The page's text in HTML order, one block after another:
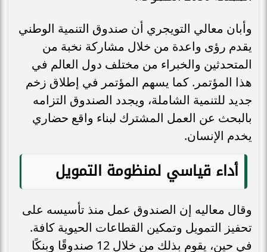
وأبان معالي التويجري أن صندوق التنمية الوطني
يقدم رؤى واعدة من خلال مشاركة نخبة من
المتحدثين والخبراء من مختلف دول العالم في
هذا المؤتمر. كما يسهم المؤتمر في إطلاق زخم
جديد للتنمية الشاملة، ويجدد الصندوق التزامه
بالبحث عن العمل المشترك لبناء واقع حضاري
يخدم الإنسان.
أداء قياسي لمنظومة التمويل
وقال معاليه إن الصندوق عمل منذ تأسيسه على
تحفيز التمويل وتمكين القطاعات الحيوية كافة.
في حين، يقوم بذلك من خلال 12 صندوقًا وبنكًا